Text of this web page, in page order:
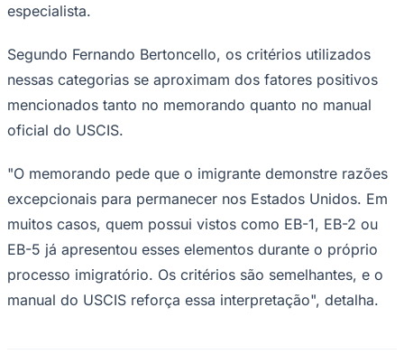
São Paulo
especialista.
Segundo Fernando Bertoncello, os critérios utilizados
nessas categorias se aproximam dos fatores positivos
mencionados tanto no memorando quanto no manual
oficial do USCIS.
"O memorando pede que o imigrante demonstre razões
excepcionais para permanecer nos Estados Unidos. Em
muitos casos, quem possui vistos como EB-1, EB-2 ou
EB-5 já apresentou esses elementos durante o próprio
processo imigratório. Os critérios são semelhantes, e o
manual do USCIS reforça essa interpretação", detalha.